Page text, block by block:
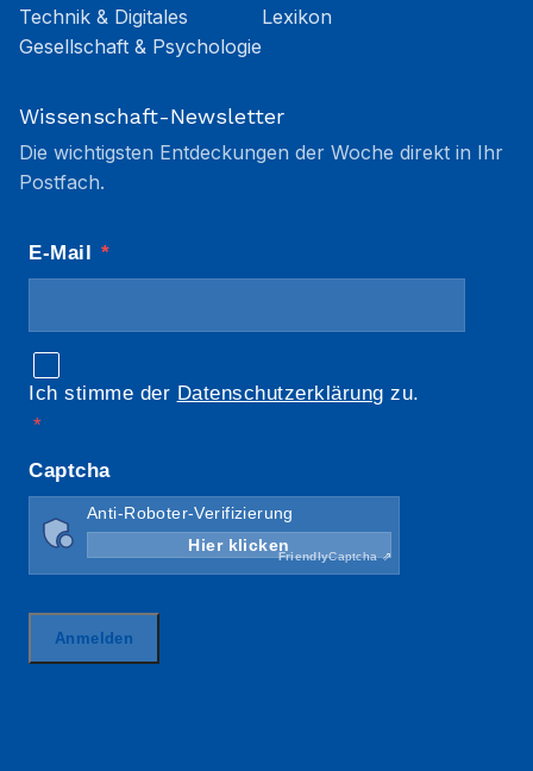
Technik & Digitales
Gesellschaft & Psychologie
Lexikon
Wissenschaft-Newsletter
Die wichtigsten Entdeckungen der Woche direkt in Ihr
Postfach.